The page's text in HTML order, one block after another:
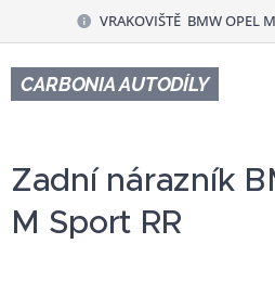
VRAKOVIŠTĚ BMW OPEL
CARBONIA AUTODÍLY
Zadní nárazník
M Sport RR